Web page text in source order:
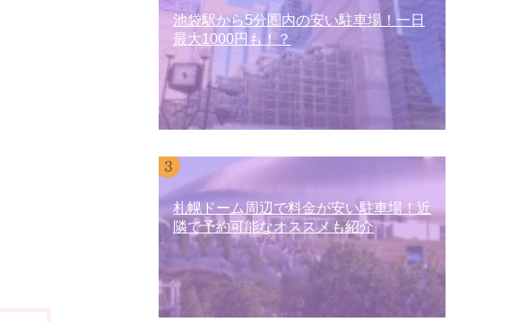
池袋駅から5分圏内の安い駐車場！一日
最大1000円も！？
札幌ドーム周辺で料金が安い駐車場！近
隣で予約可能なオススメも紹介